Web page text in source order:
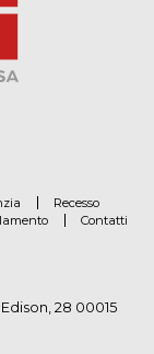
Recesso
Contatti
28 00015